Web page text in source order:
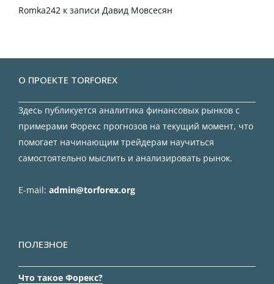
Romka242 к записи Давид Мовсесян
О ПРОЕКТЕ TORFOREX
Здесь публикуется аналитика финансовых рынков с
примерами Форекс прогнозов на текущий момент, что
помогает начинающим трейдерам научиться
самостоятельно мыслить и анализировать рынок.
E-mail: admin@torforex.org
ПОЛЕЗНОЕ
Что такое Форекс?